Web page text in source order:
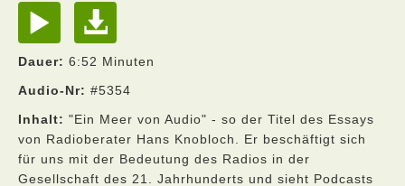
Dauer: 6:52 Minuten
Audio-Nr: #5354
Inhalt: "Ein Meer von Audio" - so der Titel des Essays
von Radioberater Hans Knobloch. Er beschäftigt sich
für uns mit der Bedeutung des Radios in der
Gesellschaft des 21. Jahrhunderts und sieht Podcasts